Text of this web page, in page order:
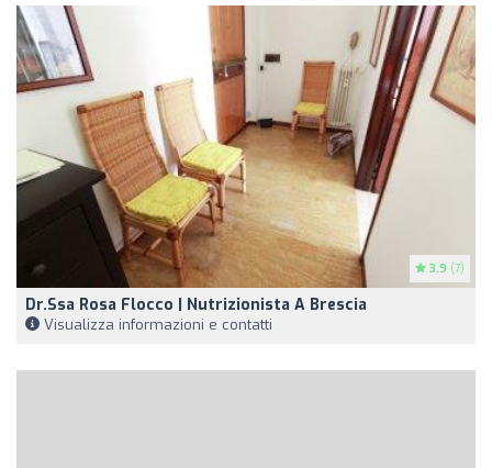
3.9 (7)
Dr.ssa Rosa Flocco | Nutrizionista A Brescia
Visualizza informazioni e contatti